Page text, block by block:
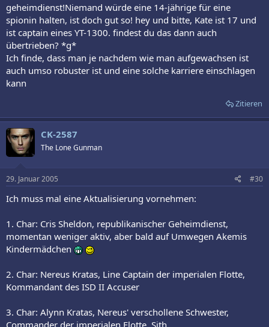
geheimdienst!Niemand würde eine 14-jährige für eine
spionin halten, ist doch gut so! hey und bitte, Kate ist 17 und
ist captain eines YT-1300. findest du das dann auch
übertrieben? *g*
Ich finde, dass man je nachdem wie man aufgewachsen ist
auch umso robuster ist und eine solche karriere einschlagen
kann
Zitieren
CK-2587
The Lone Gunman
29. Januar 2005 #30
Ich muss mal eine Aktualisierung vornehmen:
1. Char: Cris Sheldon, republikanischer Geheimdienst,
momentan weniger aktiv, aber bald auf Umwegen Akemis
Kindermädchen
2. Char: Nereus Kratas, Line Captain der imperialen Flotte,
Kommandant des ISD II Accuser
3. Char: Alynn Kratas, Nereus' verschollene Schwester,
Commander der imperialen Flotte, Sith